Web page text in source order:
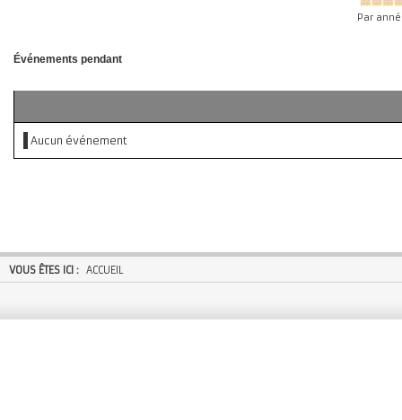
Par
Événements pendant
Aucun événement
VOUS ÊTES ICI : ACCUEIL